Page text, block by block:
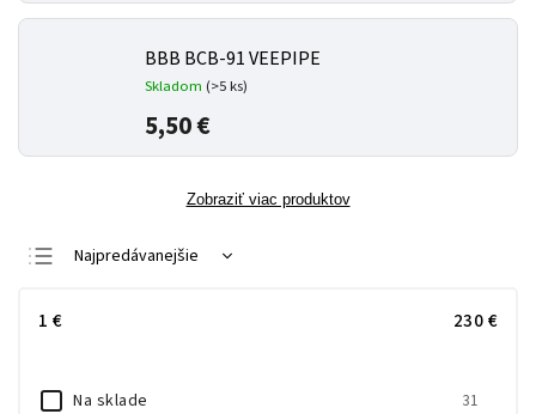
BBB BCB-91 VEEPIPE
Skladom (>5 ks)
5,50 €
Zobraziť viac produktov
Najpredávanejšie
1 € 230€
Na sklade 31